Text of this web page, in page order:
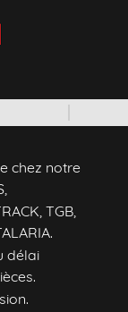
chez notre
TGB,
délai